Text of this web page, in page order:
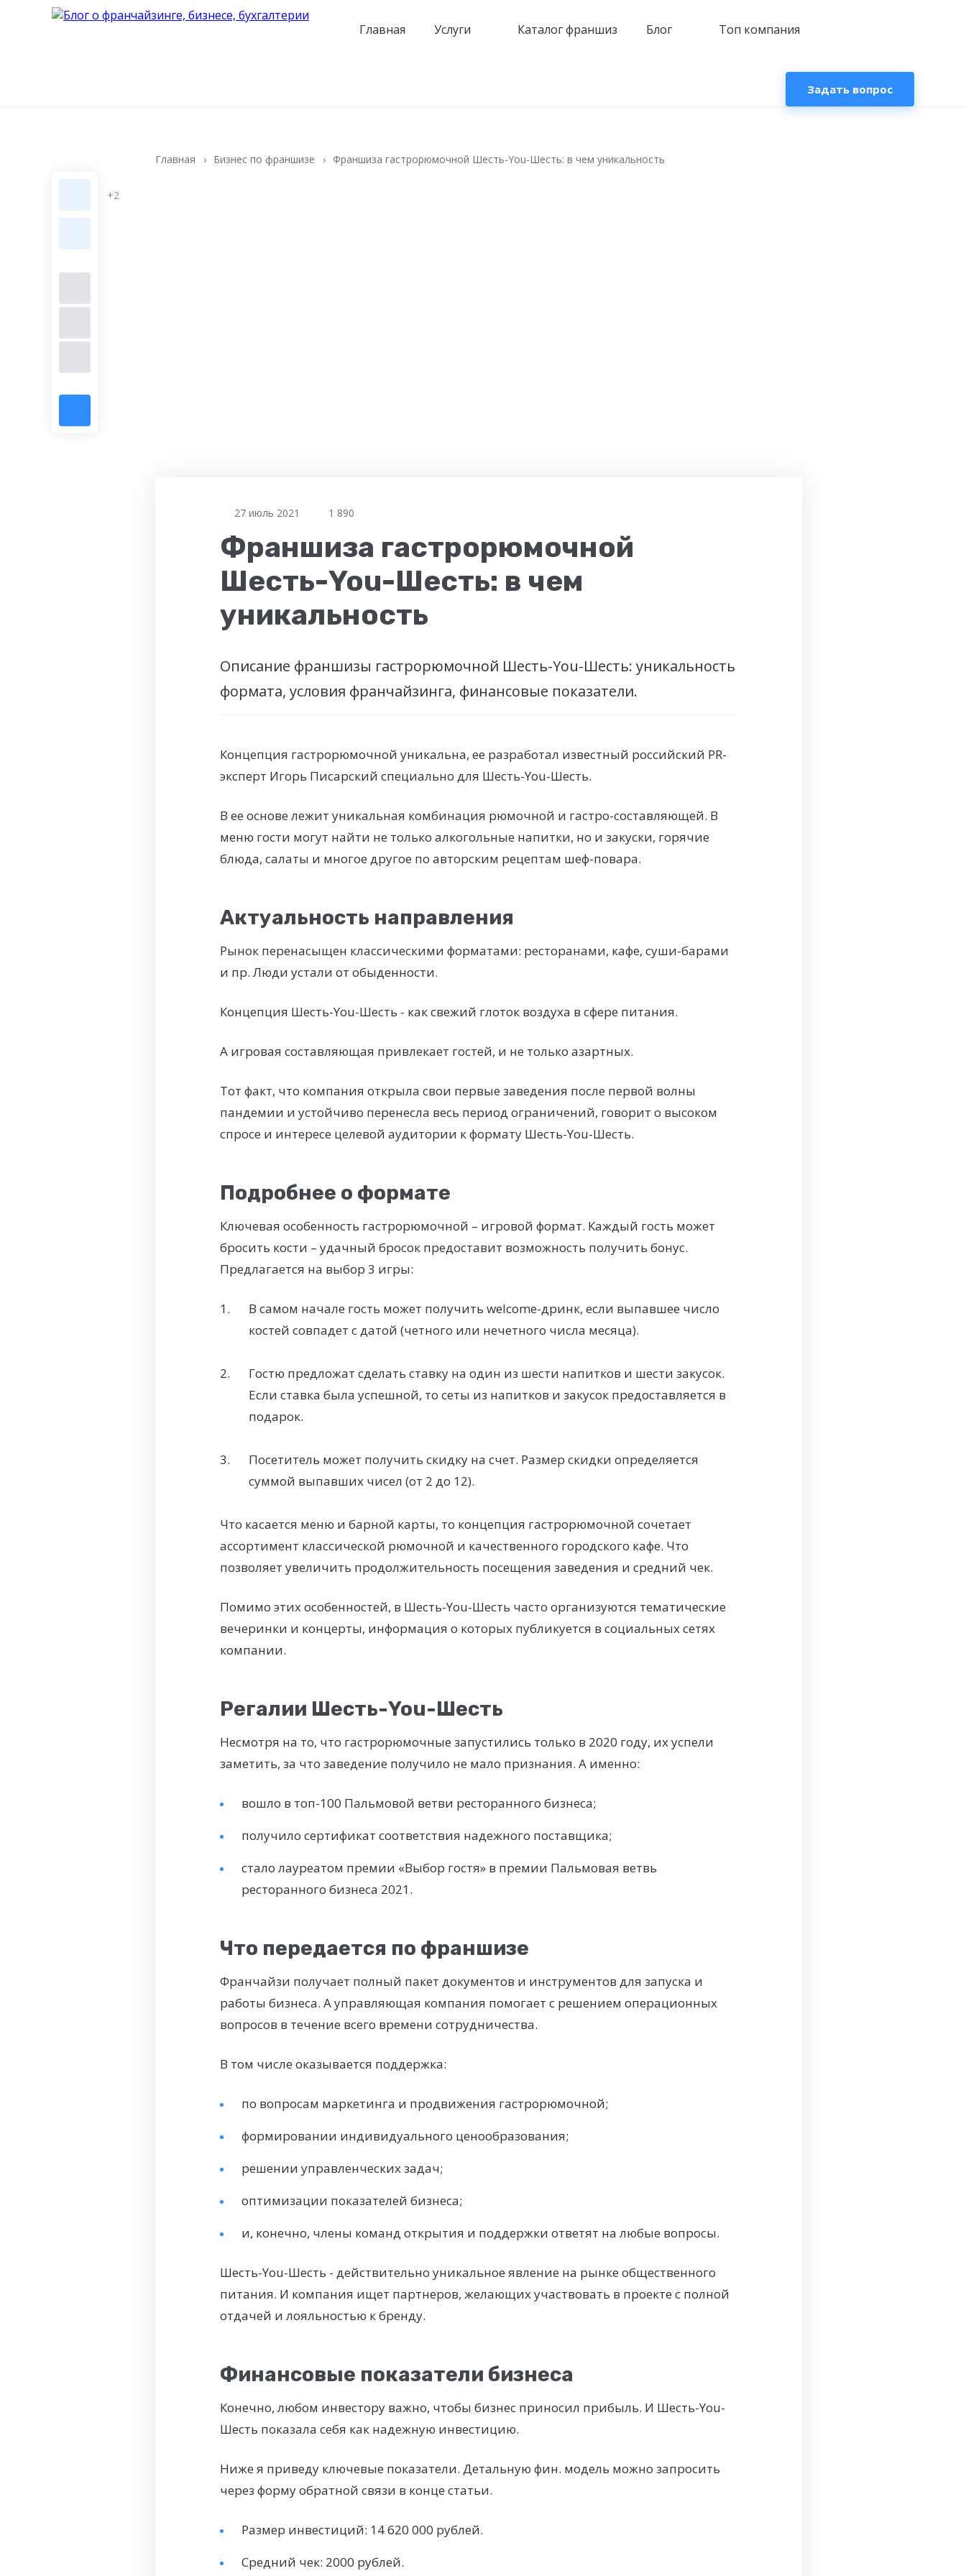
Главная Услуги Каталог франшиз Блог Топ компания
Задать вопрос
+2
Главная Бизнес по франшизе Франшиза гастрорюмочной Шесть-You-Шесть: в чем уникальность
27 июль 2021 1 890
Франшиза гастрорюмочной
Шесть-You-Шесть: в чем
уникальность
Описание франшизы гастрорюмочной Шесть-You-Шесть: уникальность
формата, условия франчайзинга, финансовые показатели.
Концепция гастрорюмочной уникальна, ее разработал известный российский PR-
эксперт Игорь Писарский специально для Шесть-You-Шесть.
В ее основе лежит уникальная комбинация рюмочной и гастро-составляющей. В
меню гости могут найти не только алкогольные напитки, но и закуски, горячие
блюда, салаты и многое другое по авторским рецептам шеф-повара.
Актуальность направления
Рынок перенасыщен классическими форматами: ресторанами, кафе, суши-барами
и пр. Люди устали от обыденности.
Концепция Шесть-You-Шесть - как свежий глоток воздуха в сфере питания.
А игровая составляющая привлекает гостей, и не только азартных.
Тот факт, что компания открыла свои первые заведения после первой волны
пандемии и устойчиво перенесла весь период ограничений, говорит о высоком
спросе и интересе целевой аудитории к формату Шесть-You-Шесть.
Подробнее о формате
Ключевая особенность гастрорюмочной – игровой формат. Каждый гость может
бросить кости – удачный бросок предоставит возможность получить бонус.
Предлагается на выбор 3 игры:
В самом начале гость может получить welcome-дринк, если выпавшее число
костей совпадет с датой (четного или нечетного числа месяца).
Гостю предложат сделать ставку на один из шести напитков и шести закусок.
Если ставка была успешной, то сеты из напитков и закусок предоставляется в
подарок.
Посетитель может получить скидку на счет. Размер скидки определяется
суммой выпавших чисел (от 2 до 12).
Что касается меню и барной карты, то концепция гастрорюмочной сочетает
ассортимент классической рюмочной и качественного городского кафе. Что
позволяет увеличить продолжительность посещения заведения и средний чек.
Помимо этих особенностей, в Шесть-You-Шесть часто организуются тематические
вечеринки и концерты, информация о которых публикуется в социальных сетях
компании.
Регалии Шесть-You-Шесть
Несмотря на то, что гастрорюмочные запустились только в 2020 году, их успели
заметить, за что заведение получило не мало признания. А именно:
вошло в топ-100 Пальмовой ветви ресторанного бизнеса;
получило сертификат соответствия надежного поставщика;
стало лауреатом премии «Выбор гостя» в премии Пальмовая ветвь
ресторанного бизнеса 2021.
Что передается по франшизе
Франчайзи получает полный пакет документов и инструментов для запуска и
работы бизнеса. А управляющая компания помогает с решением операционных
вопросов в течение всего времени сотрудничества.
В том числе оказывается поддержка:
по вопросам маркетинга и продвижения гастрорюмочной;
формировании индивидуального ценообразования;
решении управленческих задач;
оптимизации показателей бизнеса;
и, конечно, члены команд открытия и поддержки ответят на любые вопросы.
Шесть-You-Шесть - действительно уникальное явление на рынке общественного
питания. И компания ищет партнеров, желающих участвовать в проекте с полной
отдачей и лояльностью к бренду.
Финансовые показатели бизнеса
Конечно, любом инвестору важно, чтобы бизнес приносил прибыль. И Шесть-You-
Шесть показала себя как надежную инвестицию.
Ниже я приведу ключевые показатели. Детальную фин. модель можно запросить
через форму обратной связи в конце статьи.
Размер инвестиций: 14 620 000 рублей.
Средний чек: 2000 рублей.